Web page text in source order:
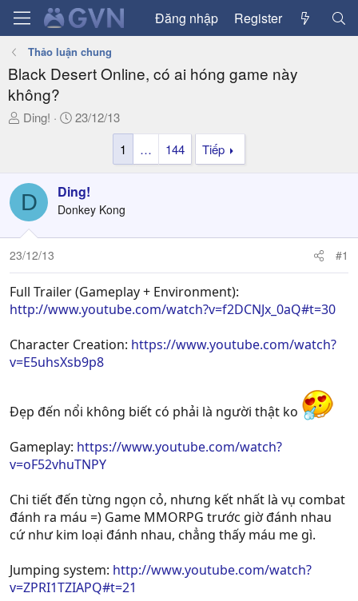
Đăng nhập Register
Thảo luận chung
Black Desert Online, có ai hóng game này
không?
T
a
d
s
t
a
t
e
r
Ding!
N
ử
i
23/12/13
1
… 144 Tiếp
D Ding!
Donkey Kong
23/12/13 #1
Full Trailer (Gameplay + Environment):
http://www.youtube.com/watch?v=f2DCNJx_0aQ#t=30
Character Creation: https://www.youtube.com/watch?
v=E5uhsXsb9p8
Đẹp đến nổi không biết có phải là người thật ko
Gameplay: https://www.youtube.com/watch?
v=oF52vhuTNPY
Chi tiết đến từng ngọn cỏ, nhưng kết nhất là vụ combat
đánh ra máu =) Game MMORPG trước giờ đánh nhau
cứ như kim loại đánh nhau, chẳng thấy máu me gì.
Jumping system: http://www.youtube.com/watch?
v=ZPRI1TZIAPQ#t=21